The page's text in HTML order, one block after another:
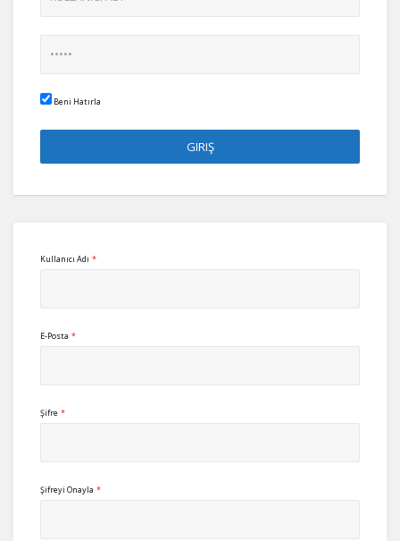
Beni Hatırla
Kullanıcı Adı *
E-Posta *
Şifre *
Şifreyi Onayla *